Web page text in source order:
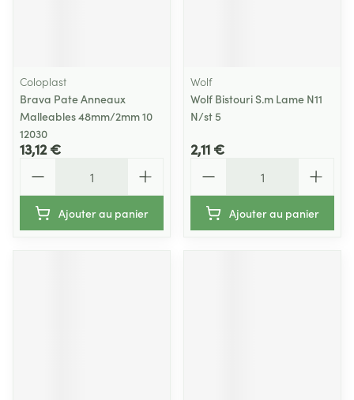
Coloplast
Brava Pate Anneaux
Malleables 48mm/2mm 10
12030
13,12 €
Ajouter au panier
Wolf
Wolf Bistouri S.m Lame N11
N/st 5
2,11 €
Ajouter au panier